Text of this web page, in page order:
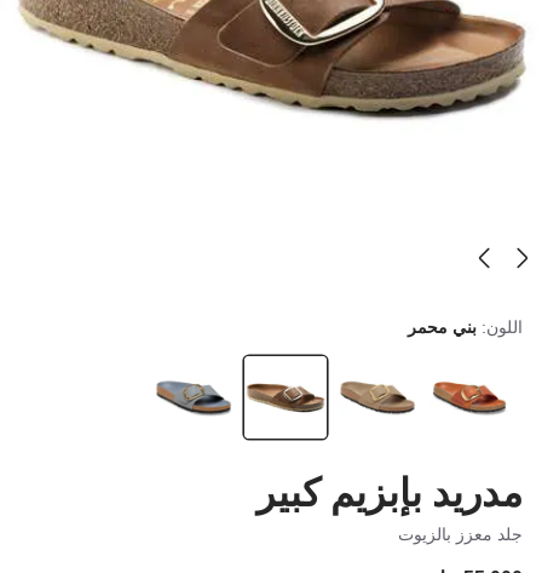
اللون: بني محمر
مدريد بإبزيم كبير
جلد معزز بالزيوت